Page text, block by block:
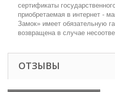
сертификаты
приобретаемая в интернет -
Замок» имеет обязательную
возвращена в случае
ОТЗЫВЫ